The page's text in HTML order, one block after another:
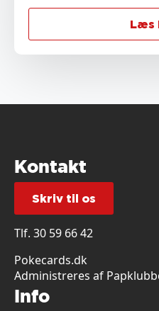
Læs
Kontakt
Skriv til os
Tlf. 30 59 66 42
Pokecards.dk
Administreres af
Info